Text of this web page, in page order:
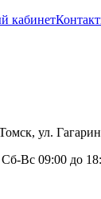
кабинет
ул.
Сб-Вс 09:00 до